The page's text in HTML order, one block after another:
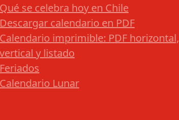
Qué se celebra hoy en Chile
Descargar calendario en PDF
Calendario imprimible: PDF horizontal,
vertical y listado
Feriados
Calendario Lunar